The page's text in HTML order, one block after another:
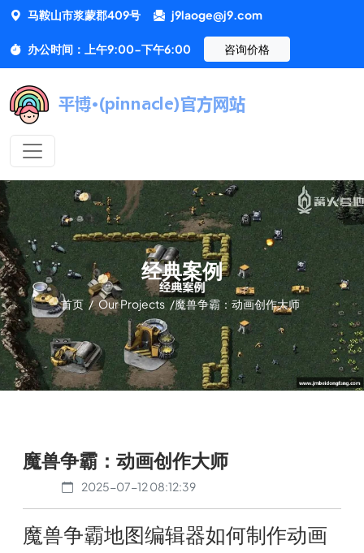
马鞍山市浆蒙郡409号 j9laoge@j9.com
办公时间：上午9:00-下午6:00 咨询价格
经典案例
首页 / Our Projects /魔兽争霸：动画创作大师
魔兽争霸：动画创作大师
2025-07-12 08:12:39
魔兽争霸地图编辑器如何制作动画